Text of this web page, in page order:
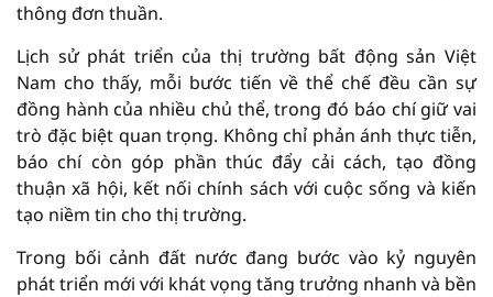
thông đơn thuần.
Lịch sử phát triển của thị trường bất động sản Việt
Nam cho thấy, mỗi bước tiến về thể chế đều cần sự
đồng hành của nhiều chủ thể, trong đó báo chí giữ vai
trò đặc biệt quan trọng. Không chỉ phản ánh thực tiễn,
báo chí còn góp phần thúc đẩy cải cách, tạo đồng
thuận xã hội, kết nối chính sách với cuộc sống và kiến
tạo niềm tin cho thị trường.
Trong bối cảnh đất nước đang bước vào kỷ nguyên
phát triển mới với khát vọng tăng trưởng nhanh và bền